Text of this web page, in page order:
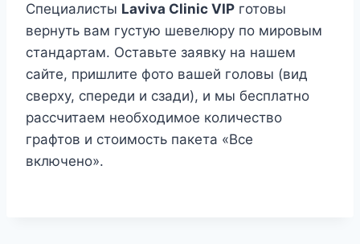
Специалисты Laviva Clinic VIP готовы
вернуть вам густую шевелюру по мировым
стандартам. Оставьте заявку на нашем
сайте, пришлите фото вашей головы (вид
сверху, спереди и сзади), и мы бесплатно
рассчитаем необходимое количество
графтов и стоимость пакета «Все
включено».